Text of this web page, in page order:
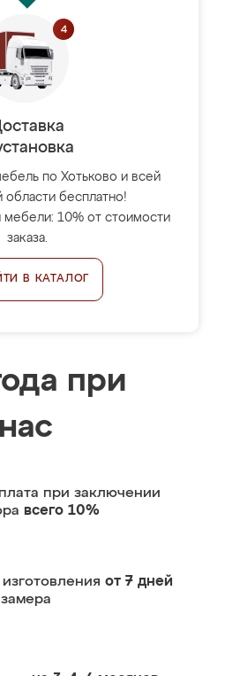
по Хотьково и всей
области бесплатно!
10% от стоимости
заказа.
В КАТАЛОГ
при
при заключении
всего 10%
от 7 дней